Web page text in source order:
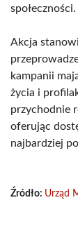
społeczności.
Akcja
kampanii
życia i
przychodnie
oferując
najbardziej
Źródło: Urząd